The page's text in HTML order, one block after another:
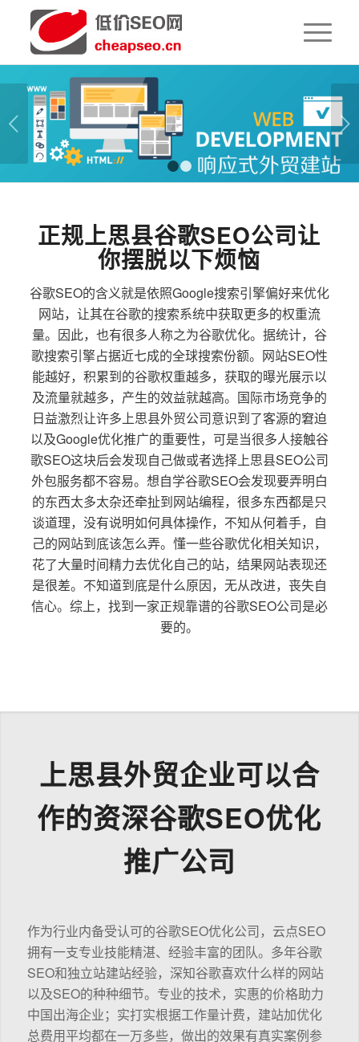
下一页
1 2
正规上思县谷歌SEO公司让
你摆脱以下烦恼
谷歌SEO的含义就是依照Google搜索引擎偏好来优化
网站，让其在谷歌的搜索系统中获取更多的权重流
量。因此，也有很多人称之为谷歌优化。据统计，谷
歌搜索引擎占据近七成的全球搜索份额。网站SEO性
能越好，积累到的谷歌权重越多，获取的曝光展示以
及流量就越多，产生的效益就越高。国际市场竞争的
日益激烈让许多上思县外贸公司意识到了客源的窘迫
以及Google优化推广的重要性，可是当很多人接触谷
歌SEO这块后会发现自己做或者选择上思县SEO公司
外包服务都不容易。想自学谷歌SEO会发现要弄明白
的东西太多太杂还牵扯到网站编程，很多东西都是只
谈道理，没有说明如何具体操作，不知从何着手，自
己的网站到底该怎么弄。懂一些谷歌优化相关知识，
花了大量时间精力去优化自己的站，结果网站表现还
是很差。不知道到底是什么原因，无从改进，丧失自
信心。综上，找到一家正规靠谱的谷歌SEO公司是必
要的。
上思县外贸企业可以合
作的资深谷歌SEO优化
推广公司
作为行业内备受认可的谷歌SEO优化公司，云点SEO
拥有一支专业技能精湛、经验丰富的团队。多年谷歌
SEO和独立站建站经验，深知谷歌喜欢什么样的网站
以及SEO的种种细节。专业的技术，实惠的价格助力
中国出海企业；实打实根据工作量计费，建站加优化
总费用平均都在一万多些，做出的效果有真实案例参